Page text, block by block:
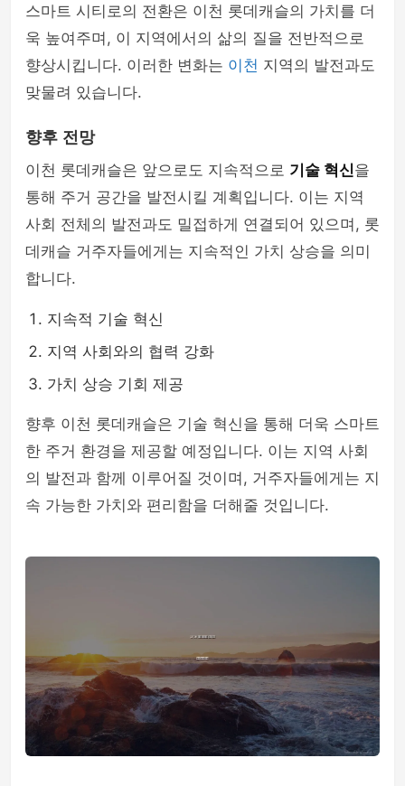
스마트 시티로의 전환은 이천 롯데캐슬의 가치를 더
욱 높여주며, 이 지역에서의 삶의 질을 전반적으로
향상시킵니다. 이러한 변화는 이천 지역의 발전과도
맞물려 있습니다.
향후 전망
이천 롯데캐슬은 앞으로도 지속적으로 기술 혁신을
통해 주거 공간을 발전시킬 계획입니다. 이는 지역
사회 전체의 발전과도 밀접하게 연결되어 있으며, 롯
데캐슬 거주자들에게는 지속적인 가치 상승을 의미
합니다.
지속적 기술 혁신
지역 사회와의 협력 강화
가치 상승 기회 제공
향후 이천 롯데캐슬은 기술 혁신을 통해 더욱 스마트
한 주거 환경을 제공할 예정입니다. 이는 지역 사회
의 발전과 함께 이루어질 것이며, 거주자들에게는 지
속 가능한 가치와 편리함을 더해줄 것입니다.